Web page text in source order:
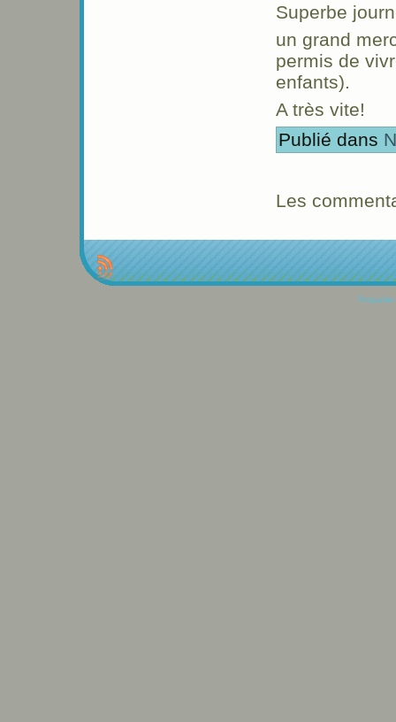
Superbe
un grand
permis de
enfants).
A très vite!
Publié dans
Les